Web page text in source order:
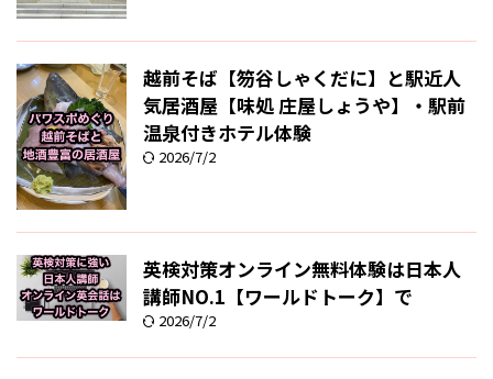
越前そば【笏谷しゃくだに】と駅近人
気居酒屋【味処 庄屋しょうや】・駅前
温泉付きホテル体験
2026/7/2
英検対策オンライン無料体験は日本人
講師NO.1【ワールドトーク】で
2026/7/2